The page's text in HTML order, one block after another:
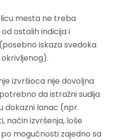
mesta ne treba
ostalih indicija i
iskaza svedoka
izvršioca nije dovoljna
da istražni sudija
dokazni lanac (npr.
način izvršenja, loše
mogućnosti zajedno sa